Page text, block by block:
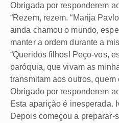
Obrigada por responderem
“Rezem, rezem. “Marija
ainda chamou o mundo,
manter a ordem durante a
“Queridos filhos! Peço-vos,
paróquia, que vivam as
transmitam aos outros, quem
Obrigado por responderem
Esta aparição é inesperada.
Depois começou a preparar-